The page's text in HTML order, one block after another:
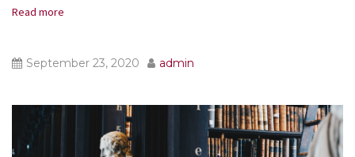
Read more
September 23, 2020 admin